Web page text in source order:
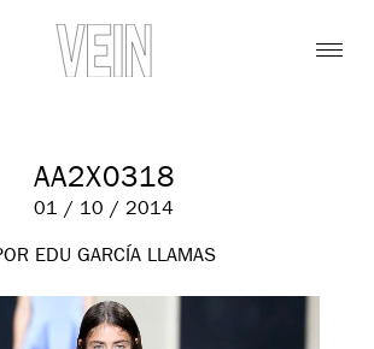
AA2X0318
01 / 10 / 2014
EDU GARCÍA LLAMAS